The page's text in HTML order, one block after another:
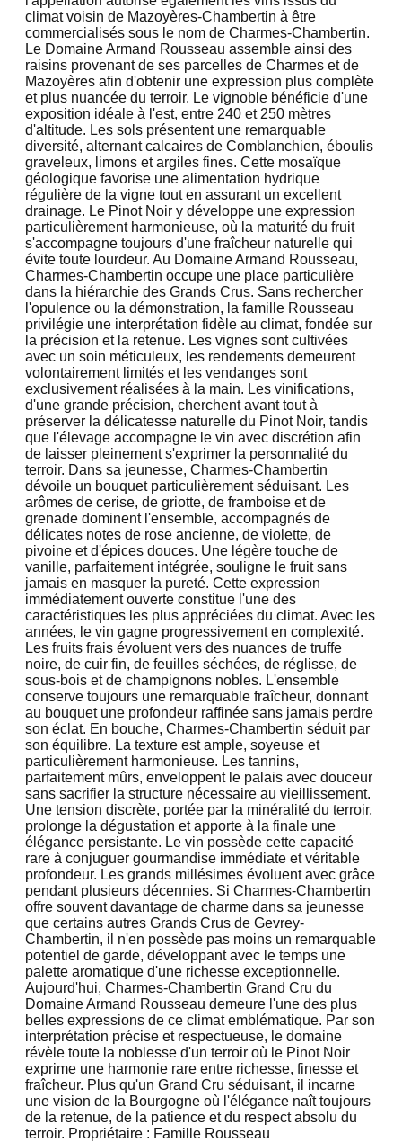
climat voisin de Mazoyères-Chambertin à être
commercialisés sous le nom de Charmes-Chambertin.
Le Domaine Armand Rousseau assemble ainsi des
raisins provenant de ses parcelles de Charmes et de
Mazoyères afin d'obtenir une expression plus complète
et plus nuancée du terroir. Le vignoble bénéficie d'une
exposition idéale à l'est, entre 240 et 250 mètres
d'altitude. Les sols présentent une remarquable
diversité, alternant calcaires de Comblanchien, éboulis
graveleux, limons et argiles fines. Cette mosaïque
géologique favorise une alimentation hydrique
régulière de la vigne tout en assurant un excellent
drainage. Le Pinot Noir y développe une expression
particulièrement harmonieuse, où la maturité du fruit
s'accompagne toujours d'une fraîcheur naturelle qui
évite toute lourdeur. Au Domaine Armand Rousseau,
Charmes-Chambertin occupe une place particulière
dans la hiérarchie des Grands Crus. Sans rechercher
l'opulence ou la démonstration, la famille Rousseau
privilégie une interprétation fidèle au climat, fondée sur
la précision et la retenue. Les vignes sont cultivées
avec un soin méticuleux, les rendements demeurent
volontairement limités et les vendanges sont
exclusivement réalisées à la main. Les vinifications,
d'une grande précision, cherchent avant tout à
préserver la délicatesse naturelle du Pinot Noir, tandis
que l'élevage accompagne le vin avec discrétion afin
de laisser pleinement s'exprimer la personnalité du
terroir. Dans sa jeunesse, Charmes-Chambertin
dévoile un bouquet particulièrement séduisant. Les
arômes de cerise, de griotte, de framboise et de
grenade dominent l'ensemble, accompagnés de
délicates notes de rose ancienne, de violette, de
pivoine et d'épices douces. Une légère touche de
vanille, parfaitement intégrée, souligne le fruit sans
jamais en masquer la pureté. Cette expression
immédiatement ouverte constitue l'une des
caractéristiques les plus appréciées du climat. Avec les
années, le vin gagne progressivement en complexité.
Les fruits frais évoluent vers des nuances de truffe
noire, de cuir fin, de feuilles séchées, de réglisse, de
sous-bois et de champignons nobles. L'ensemble
conserve toujours une remarquable fraîcheur, donnant
au bouquet une profondeur raffinée sans jamais perdre
son éclat. En bouche, Charmes-Chambertin séduit par
son équilibre. La texture est ample, soyeuse et
particulièrement harmonieuse. Les tannins,
parfaitement mûrs, enveloppent le palais avec douceur
sans sacrifier la structure nécessaire au vieillissement.
Une tension discrète, portée par la minéralité du terroir,
prolonge la dégustation et apporte à la finale une
élégance persistante. Le vin possède cette capacité
rare à conjuguer gourmandise immédiate et véritable
profondeur. Les grands millésimes évoluent avec grâce
pendant plusieurs décennies. Si Charmes-Chambertin
offre souvent davantage de charme dans sa jeunesse
que certains autres Grands Crus de Gevrey-
Chambertin, il n'en possède pas moins un remarquable
potentiel de garde, développant avec le temps une
palette aromatique d'une richesse exceptionnelle.
Aujourd'hui, Charmes-Chambertin Grand Cru du
Domaine Armand Rousseau demeure l'une des plus
belles expressions de ce climat emblématique. Par son
interprétation précise et respectueuse, le domaine
révèle toute la noblesse d'un terroir où le Pinot Noir
exprime une harmonie rare entre richesse, finesse et
fraîcheur. Plus qu'un Grand Cru séduisant, il incarne
une vision de la Bourgogne où l'élégance naît toujours
de la retenue, de la patience et du respect absolu du
terroir. Propriétaire : Famille Rousseau